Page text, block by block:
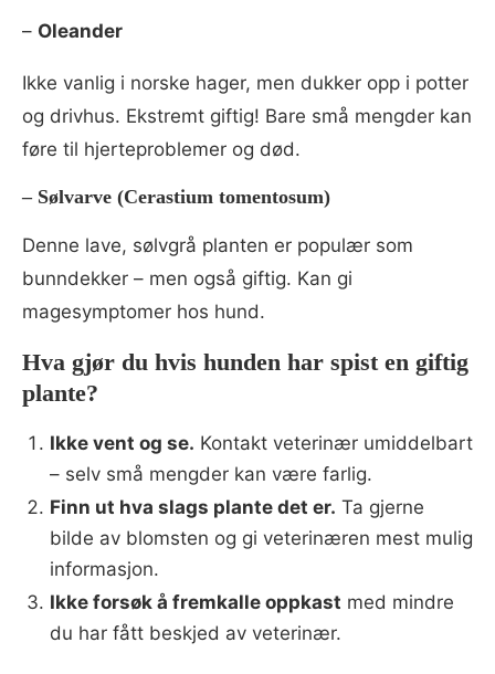
– Oleander
Ikke vanlig i norske hager, men dukker opp i potter
og drivhus. Ekstremt giftig! Bare små mengder kan
føre til hjerteproblemer og død.
– Sølvarve (Cerastium tomentosum)
Denne lave, sølvgrå planten er populær som
bunndekker – men også giftig. Kan gi
magesymptomer hos hund.
Hva gjør du hvis hunden har spist en giftig
plante?
Ikke vent og se. Kontakt veterinær umiddelbart
– selv små mengder kan være farlig.
Finn ut hva slags plante det er. Ta gjerne
bilde av blomsten og gi veterinæren mest mulig
informasjon.
Ikke forsøk å fremkalle oppkast med mindre
du har fått beskjed av veterinær.